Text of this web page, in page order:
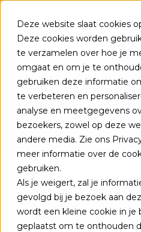
Deze website slaat cookies
Deze cookies worden
te verzamelen over hoe je
omgaat en om je te
gebruiken deze informatie
te verbeteren en
analyse en meetgegevens
bezoekers, zowel op deze
andere media. Zie ons
meer informatie over de
gebruiken.
Als je weigert, zal je
gevolgd bij je bezoek aan
wordt een kleine cookie in je
geplaatst om te onthouden
Populaire
Academies
Kennisbank
Leertrajecten
+31 (0) 79 353 14
Kalender
NXTGEN
Over deze